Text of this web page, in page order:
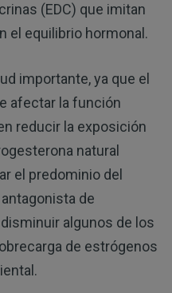
(EDC) que imitan
el equilibrio hormonal.
importante, ya que el
afectar la función
reducir la exposición
natural
el predominio del
de
algunos de los
de estrógenos